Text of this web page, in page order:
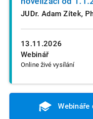
13.11.2026
Webinář
Online živé vysílání
JUDr. Adam Zítek,